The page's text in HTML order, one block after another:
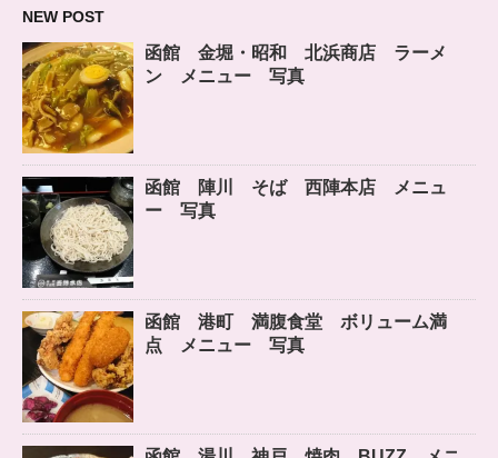
NEW POST
函館 金堀・昭和 北浜商店 ラーメ
ン メニュー 写真
函館 陣川 そば 西陣本店 メニュ
ー 写真
函館 港町 満腹食堂 ボリューム満
点 メニュー 写真